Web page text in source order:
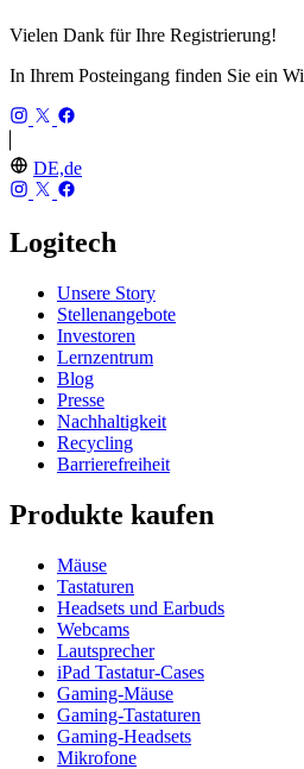
Vielen Dank für Ihre Registrierung!
In Ihrem Posteingang finden Sie ein
DE,de
Logitech
Unsere Story
Stellenangebote
Investoren
Lernzentrum
Blog
Presse
Nachhaltigkeit
Recycling
Barrierefreiheit
Produkte kaufen
Mäuse
Tastaturen
Headsets und Earbuds
Webcams
Lautsprecher
iPad Tastatur-Cases
Gaming-Mäuse
Gaming-Tastaturen
Gaming-Headsets
Mikrofone